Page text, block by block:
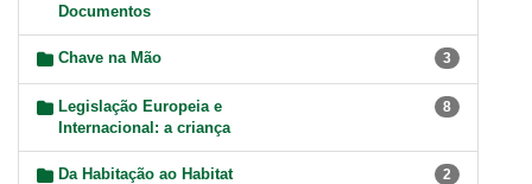
Documentos
Chave na Mão 3
Legislação Europeia e
Internacional: a criança
8
Da Habitação ao Habitat 2